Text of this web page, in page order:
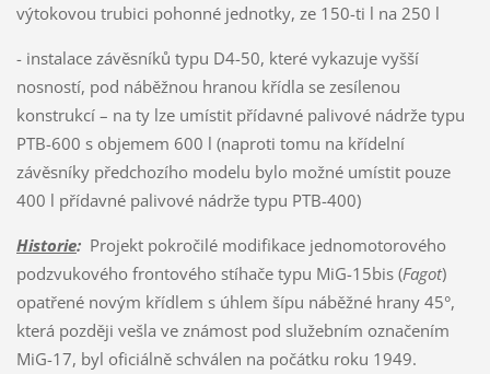
výtokovou trubici pohonné jednotky, ze 150-ti l na 250 l
- instalace závěsníků typu D4-50, které vykazuje vyšší
nosností, pod náběžnou hranou křídla se zesílenou
konstrukcí – na ty lze umístit přídavné palivové nádrže typu
PTB-600 s objemem 600 l (naproti tomu na křídelní
závěsníky předchozího modelu bylo možné umístit pouze
400 l přídavné palivové nádrže typu PTB-400)
Historie:Projekt pokročilé modifikace jednomotorového
podzvukového frontového stíhače typu MiG-15bis (Fagot)
opatřené novým křídlem s úhlem šípu náběžné hrany 45°,
která později vešla ve známost pod služebním označením
MiG-17, byl oficiálně schválen na počátku roku 1949.